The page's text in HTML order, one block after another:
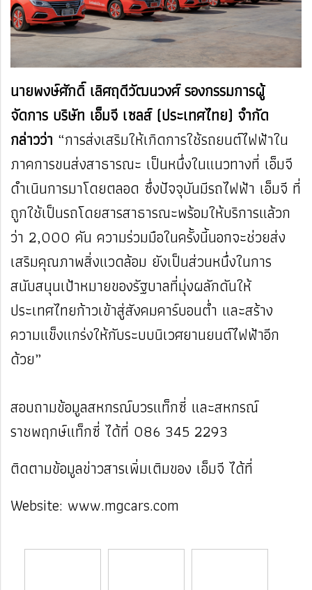
นายพงษ์ศักดิ์ เลิศฤดีวัฒนวงศ์ รองกรรมการผู้
จัดการ บริษัท เอ็มจี เซลส์ (ประเทศไทย) จำกัด
กล่าวว่า “การส่งเสริมให้เกิดการใช้รถยนต์ไฟฟ้าใน
ภาคการขนส่งสาธารณะ เป็นหนึ่งในแนวทางที่ เอ็มจี
ดำเนินการมาโดยตลอด ซึ่งปัจจุบันมีรถไฟฟ้า เอ็มจี ที่
ถูกใช้เป็นรถโดยสารสาธารณะพร้อมให้บริการแล้วก
ว่า 2,000 คัน ความร่วมมือในครั้งนี้นอกจะช่วยส่ง
เสริมคุณภาพสิ่งแวดล้อม ยังเป็นส่วนหนึ่งในการ
สนับสนุนเป้าหมายของรัฐบาลที่มุ่งผลักดันให้
ประเทศไทยก้าวเข้าสู่สังคมคาร์บอนต่ำ และสร้าง
ความแข็งแกร่งให้กับระบบนิเวศยานยนต์ไฟฟ้าอีก
ด้วย”
สอบถามข้อมูลสหกรณ์บวรแท็กซี่ และสหกรณ์
ราชพฤกษ์แท็กซี่ ได้ที่ 086 345 2293
ติดตามข้อมูลข่าวสารเพิ่มเติมของ เอ็มจี ได้ที่
Website: www.mgcars.com